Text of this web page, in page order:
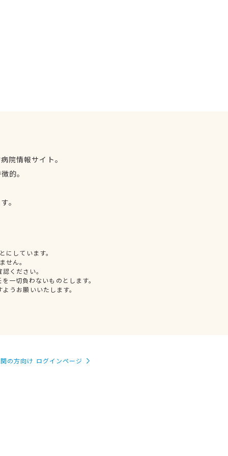
院情報サイト。
的。
。
しています。
せん。
ください。
一切負わないものとします。
うお願いいたします。
の方向け ログインページ